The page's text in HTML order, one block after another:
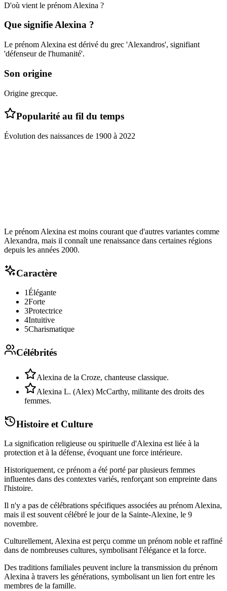
D'où vient le prénom Alexina ?
Que signifieAlexina ?
Le prénom Alexina est dérivé du grec 'Alexandros', signifiant
'défenseur de l'humanité'.
Son origine
Origine grecque.
Popularité au fil du temps
Évolution des naissances de 1900 à 2022
Le prénom Alexina est moins courant que d'autres variantes comme
Alexandra, mais il connaît une renaissance dans certaines régions
depuis les années 2000.
Caractère
1Élégante
2Forte
3Protectrice
4Intuitive
5Charismatique
Célébrités
Alexina de la Croze, chanteuse classique.
Alexina L. (Alex) McCarthy, militante des droits des
femmes.
Histoire et Culture
La signification religieuse ou spirituelle d'Alexina est liée à la
protection et à la défense, évoquant une force intérieure.
Historiquement, ce prénom a été porté par plusieurs femmes
influentes dans des contextes variés, renforçant son empreinte dans
l'histoire.
Il n'y a pas de célébrations spécifiques associées au prénom Alexina,
mais il est souvent célébré le jour de la Sainte-Alexine, le 9
novembre.
Culturellement, Alexina est perçu comme un prénom noble et raffiné
dans de nombreuses cultures, symbolisant l'élégance et la force.
Des traditions familiales peuvent inclure la transmission du prénom
Alexina à travers les générations, symbolisant un lien fort entre les
membres de la famille.